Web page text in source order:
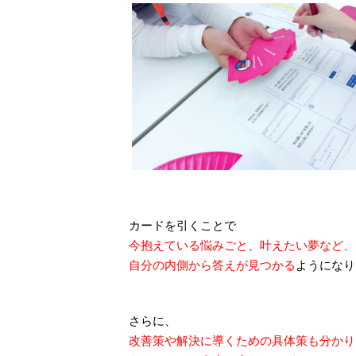
カードを引くことで
今抱えている悩みごと、叶えたい夢など、
自分の内側から答えが見つかる ようにな
さらに、
改善策や解決に導くための具体策も分かり